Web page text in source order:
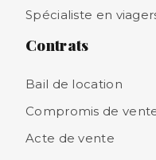
Spécialiste en
Contrats
Bail de location
Compromis de
Acte de vente